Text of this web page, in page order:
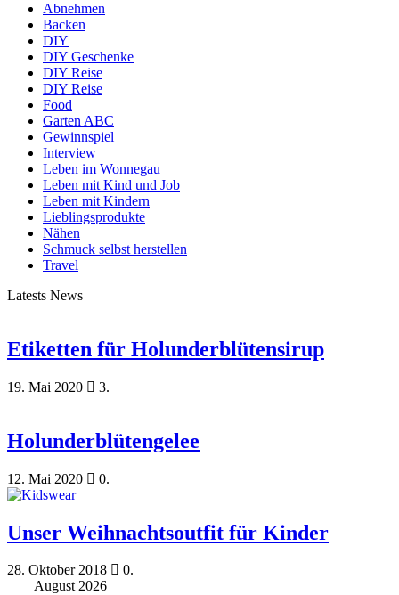
Abnehmen
Backen
DIY
DIY Geschenke
DIY Reise
DIY Reise
Food
Garten ABC
Gewinnspiel
Interview
Leben im Wonnegau
Leben mit Kind und Job
Leben mit Kindern
Lieblingsprodukte
Nähen
Schmuck selbst herstellen
Travel
Latests News
Etiketten für Holunderblütensirup
19. Mai 2020 3.
Holunderblütengelee
12. Mai 2020 0.
Unser Weihnachtsoutfit für Kinder
28. Oktober 2018
0.
August 2026